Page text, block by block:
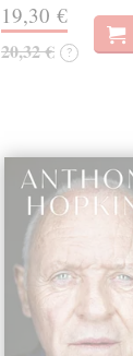
19,30 €
20,32 € ?